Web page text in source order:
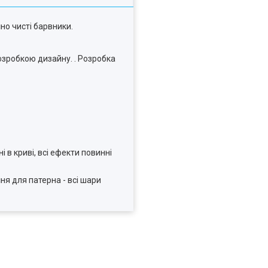
чисті барвники.
дизайну. . Розробка
криві, всі ефекти повинні
для патерна - всі шари